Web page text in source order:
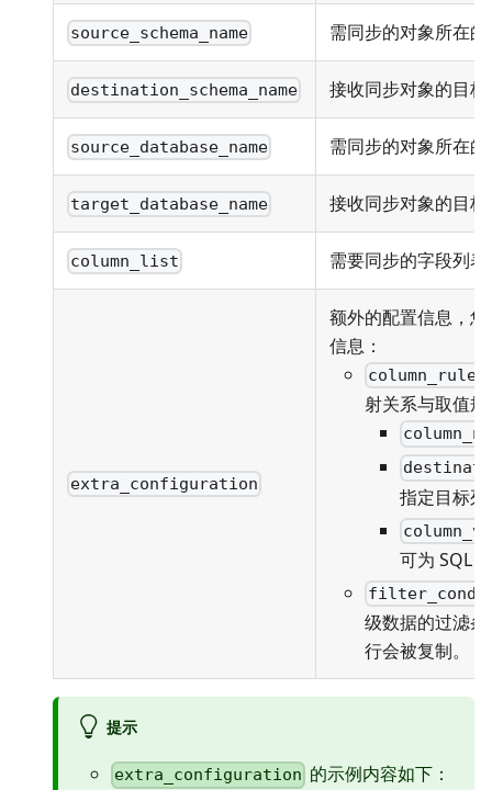
source_schema_name 需同步的对象所在
destination_schema_name 接收同步对象的目
source_database_name 需同步的对象所在
target_database_name 接收同步对象的目
column_list 需要同步的字段列表
extra_configuration
额外的配置信息，
信息：
column_rules
射关系与取值
指定目标
可为 SQL
级数据的过滤
行会被复制。
提示
extra_configuration 的示例内容如下：